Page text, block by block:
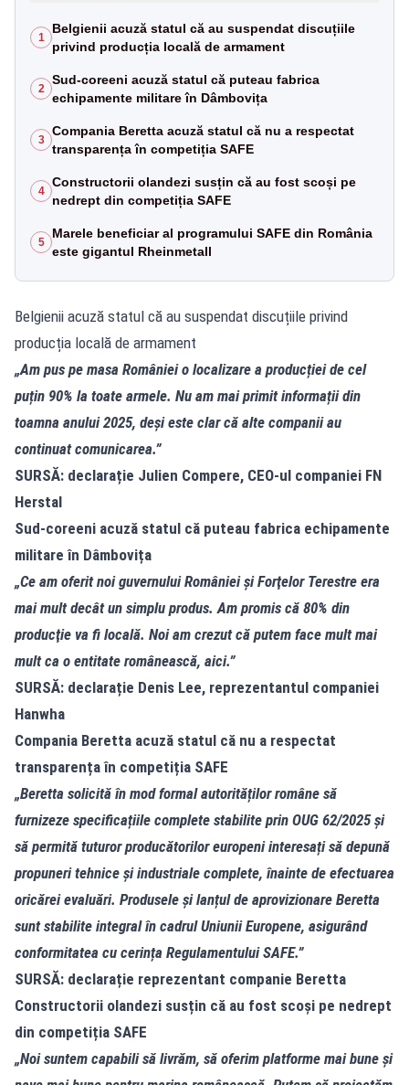
1
Belgienii acuză statul că au suspendat discuțiile
privind producția locală de armament
2
Sud-coreeni acuză statul că puteau fabrica
echipamente militare în Dâmbovița
3
Compania Beretta acuză statul că nu a respectat
transparența în competiția SAFE
4
Constructorii olandezi susțin că au fost scoși pe
nedrept din competiția SAFE
5
Marele beneficiar al programului SAFE din România
este gigantul Rheinmetall
Belgienii acuză statul că au suspendat discuțiile privind
producția locală de armament
„Am pus pe masa României o localizare a producției de cel
puțin 90% la toate armele. Nu am mai primit informații din
toamna anului 2025, deși este clar că alte companii au
continuat comunicarea.”
SURSĂ: declarație Julien Compere, CEO-ul companiei FN
Herstal
Sud-coreeni acuză statul că puteau fabrica echipamente
militare în Dâmbovița
„Ce am oferit noi guvernului României şi Forţelor Terestre era
mai mult decât un simplu produs. Am promis că 80% din
producţie va fi locală. Noi am crezut că putem face mult mai
mult ca o entitate românească, aici.”
SURSĂ: declarație Denis Lee, reprezentantul companiei
Hanwha
Compania Beretta acuză statul că nu a respectat
transparența în competiția SAFE
„Beretta solicită în mod formal autorităților române să
furnizeze specificațiile complete stabilite prin OUG 62/2025 și
să permită tuturor producătorilor europeni interesați să depună
propuneri tehnice și industriale complete, înainte de efectuarea
oricărei evaluări. Produsele şi lanțul de aprovizionare Beretta
sunt stabilite integral în cadrul Uniunii Europene, asigurând
conformitatea cu cerința Regulamentului SAFE.”
SURSĂ: declarație reprezentant companie Beretta
Constructorii olandezi susțin că au fost scoși pe nedrept
din competiția SAFE
„Noi suntem capabili să livrăm, să oferim platforme mai bune și